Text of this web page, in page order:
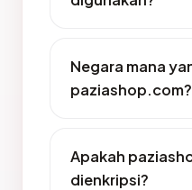
Negara mana
paziashop.com?
Apakah
dienkripsi?